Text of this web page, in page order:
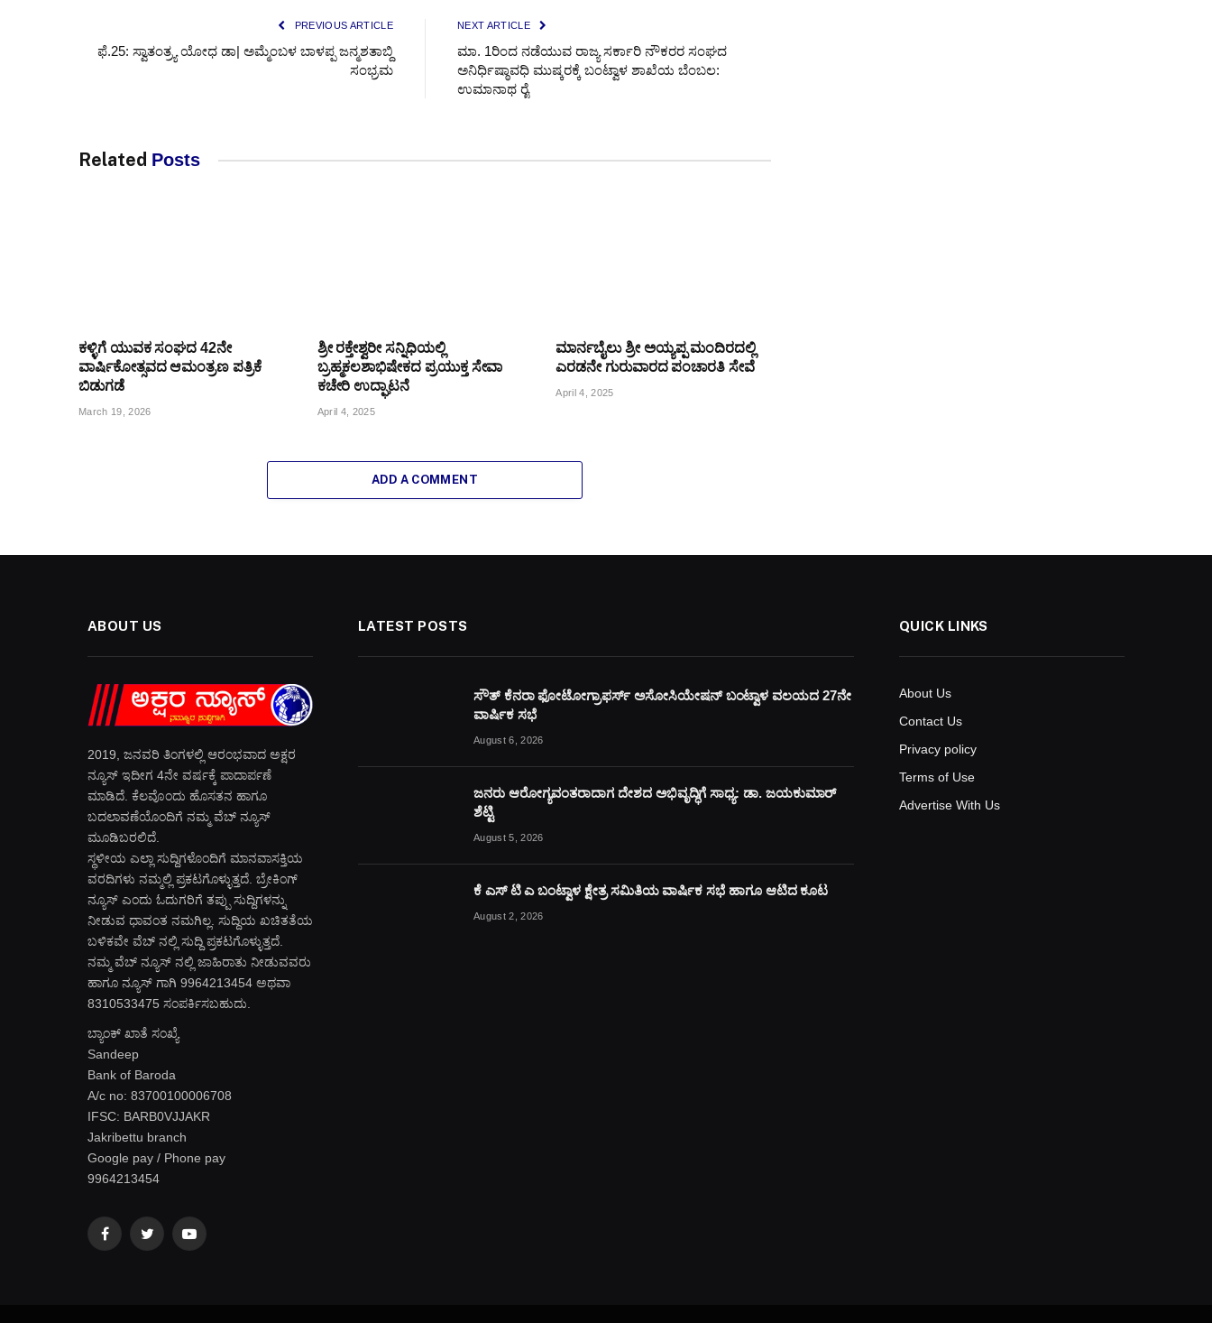
PREVIOUS ARTICLE
ಫೆ.25: ಸ್ವಾತಂತ್ರ್ಯ ಯೋಧ ಡಾ| ಅಮ್ಮೆಂಬಳ ಬಾಳಪ್ಪ ಜನ್ಮಶತಾಬ್ದಿ
ಸಂಭ್ರಮ
NEXT ARTICLE
ಮಾ. 1ರಿಂದ ನಡೆಯುವ ರಾಜ್ಯ ಸರ್ಕಾರಿ ನೌಕರರ ಸಂಘದ
ಅನಿರ್ಧಿಷ್ಠಾವಧಿ ಮುಷ್ಕರಕ್ಕೆ ಬಂಟ್ವಾಳ ಶಾಖೆಯ ಬೆಂಬಲ:
ಉಮಾನಾಥ ರೈ
Related Posts
ಕಳ್ಳಿಗೆ ಯುವಕ ಸಂಘದ 42ನೇ
ವಾರ್ಷಿಕೋತ್ಸವದ ಆಮಂತ್ರಣ ಪತ್ರಿಕೆ
ಬಿಡುಗಡೆ
March 19, 2026
ಶ್ರೀ ರಕ್ತೇಶ್ವರೀ ಸನ್ನಿಧಿಯಲ್ಲಿ
ಬ್ರಹ್ಮಕಲಶಾಭಿಷೇಕದ ಪ್ರಯುಕ್ತ ಸೇವಾ
ಕಚೇರಿ ಉದ್ಘಾಟನೆ
April 4, 2025
ಮಾರ್ನಬೈಲು ಶ್ರೀ ಅಯ್ಯಪ್ಪ ಮಂದಿರದಲ್ಲಿ
ಎರಡನೇ ಗುರುವಾರದ ಪಂಚಾರತಿ ಸೇವೆ
April 4, 2025
ADD A COMMENT
ABOUT US
2019, ಜನವರಿ‌ ತಿಂಗಳಲ್ಲಿ ಆರಂಭವಾದ ಅಕ್ಷರ
ನ್ಯೂಸ್ ಇದೀಗ 4ನೇ ವರ್ಷಕ್ಕೆ ಪಾದಾರ್ಪಣೆ
ಮಾಡಿದೆ. ಕೆಲವೊಂದು ಹೊಸತನ ಹಾಗೂ
ಬದಲಾವಣೆಯೊಂದಿಗೆ ನಮ್ಮ ವೆಬ್ ನ್ಯೂಸ್
ಮೂಡಿಬರಲಿದೆ.
ಸ್ಥಳೀಯ ಎಲ್ಲಾ ಸುದ್ದಿಗಳೊಂದಿಗೆ ಮಾನವಾಸಕ್ತಿಯ
ವರದಿಗಳು ನಮ್ಮಲ್ಲಿ ಪ್ರಕಟಗೊಳ್ಳುತ್ತದೆ. ಬ್ರೇಕಿಂಗ್
ನ್ಯೂಸ್ ಎಂದು ಓದುಗರಿಗೆ ತಪ್ಪು ಸುದ್ದಿಗಳನ್ನು
ನೀಡುವ ಧಾವಂತ ನಮಗಿಲ್ಲ. ಸುದ್ದಿಯ ಖಚಿತತೆಯ
ಬಳಿಕವೇ ವೆಬ್ ನಲ್ಲಿ ಸುದ್ದಿ ಪ್ರಕಟಗೊಳ್ಳುತ್ತದೆ.
ನಮ್ಮ ವೆಬ್ ನ್ಯೂಸ್ ನಲ್ಲಿ ಜಾಹಿರಾತು ನೀಡುವವರು
ಹಾಗೂ ನ್ಯೂಸ್ ಗಾಗಿ 9964213454 ಅಥವಾ
8310533475 ಸಂಪರ್ಕಿಸಬಹುದು.
ಬ್ಯಾಂಕ್ ಖಾತೆ ಸಂಖ್ಯೆ
Sandeep
Bank of Baroda
A/c no: 83700100006708
IFSC: BARB0VJJAKR
Jakribettu branch
Google pay / Phone pay
9964213454
FacebookTwitter YouTube
LATEST POSTS
ಸೌತ್ ಕೆನರಾ ಫೋಟೋಗ್ರಾಫರ್ಸ್ ಅಸೋಸಿಯೇಷನ್ ಬಂಟ್ವಾಳ ವಲಯದ 27ನೇ
ವಾರ್ಷಿಕ ಸಭೆ
August 6, 2026
ಜನರು ಆರೋಗ್ಯವಂತರಾದಾಗ ದೇಶದ ಅಭಿವೃದ್ಧಿಗೆ ಸಾಧ್ಯ: ಡಾ. ಜಯಕುಮಾರ್
ಶೆಟ್ಟಿ
August 5, 2026
ಕೆ ಎಸ್ ಟಿ ಎ ಬಂಟ್ವಾಳ ಕ್ಷೇತ್ರ ಸಮಿತಿಯ ವಾರ್ಷಿಕ ಸಭೆ ಹಾಗೂ ಆಟಿದ ಕೂಟ
August 2, 2026
QUICK LINKS
About Us
Contact Us
Privacy policy
Terms of Use
Advertise With Us